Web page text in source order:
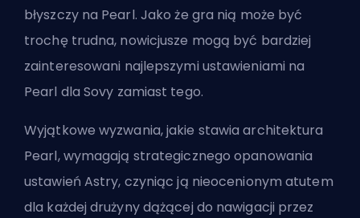
błyszczy na Pearl. Jako że gra nią może być
trochę trudna, nowicjusze mogą być bardziej
zainteresowani najlepszymi ustawieniami na
Pearl dla Sovy zamiast tego.
Wyjątkowe wyzwania, jakie stawia architektura
Pearl, wymagają strategicznego opanowania
ustawień Astry, czyniąc ją nieocenionym atutem
dla każdej drużyny dążącej do nawigacji przez